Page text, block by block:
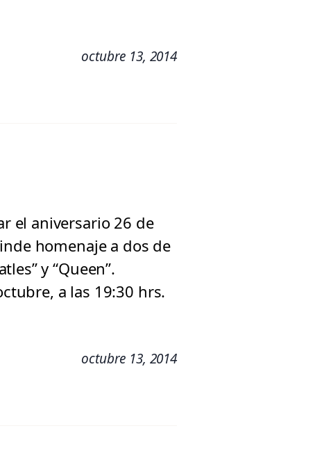
octubre 13, 2014
el aniversario 26 de
homenaje a dos de
y “Queen”.
a las 19:30 hrs.
octubre 13, 2014